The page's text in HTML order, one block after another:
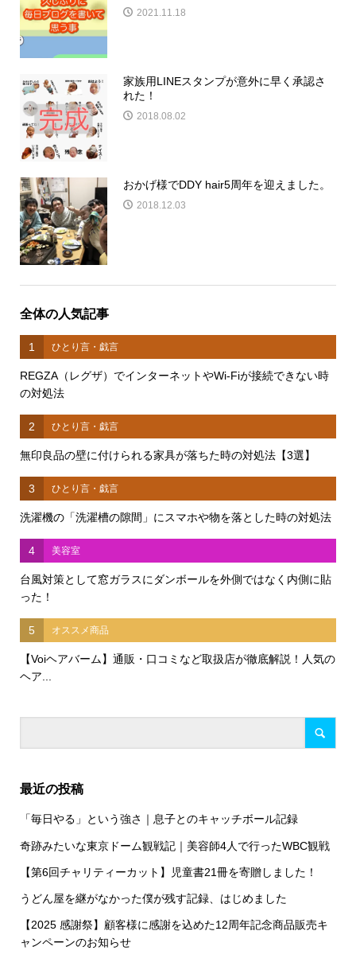
2021.11.18
家族用LINEスタンプが意外に早く承認さ
れた！
2018.08.02
おかげ様でDDY hair5周年を迎えました。
2018.12.03
全体の人気記事
1 ひとり言・戯言
REGZA（レグザ）でインターネットやWi-Fiが接続できない時
の対処法
2 ひとり言・戯言
無印良品の壁に付けられる家具が落ちた時の対処法【3選】
3 ひとり言・戯言
洗濯機の「洗濯槽の隙間」にスマホや物を落とした時の対処法
4 美容室
台風対策として窓ガラスにダンボールを外側ではなく内側に貼
った！
5 オススメ商品
【Voiヘアバーム】通販・口コミなど取扱店が徹底解説！人気の
ヘア...
最近の投稿
「毎日やる」という強さ｜息子とのキャッチボール記録
奇跡みたいな東京ドーム観戦記｜美容師4人で行ったWBC観戦
【第6回チャリティーカット】児童書21冊を寄贈しました！
うどん屋を継がなかった僕が残す記録、はじめました
【2025 感謝祭】顧客様に感謝を込めた12周年記念商品販売キ
ャンペーンのお知らせ